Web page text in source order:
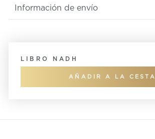
Información de envío
LIBRO NADH
AÑADIR A LA CESTA